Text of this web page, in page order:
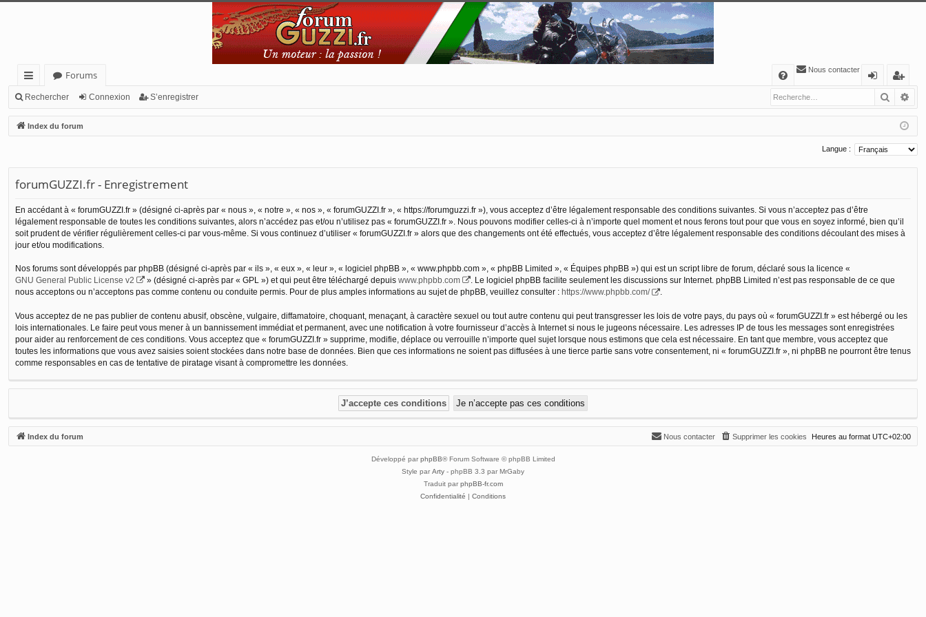
cc
ès
ra
de
Forums
FA
Q
Nous contacter
n
ne
’e
nr
eg
Rechercher Connexion S’enregistrer
Index du forum
Langue :
forumGUZZI.fr - Enregistrement
En accédant à « forumGUZZI.fr » (désigné ci-après par « nous », « notre », « nos », « forumGUZZI.fr », « https://forumguzzi.fr »), vous acceptez d’être légalement responsable des conditions suivantes. Si vous n’acceptez pas d’être
légalement responsable de toutes les conditions suivantes, alors n’accédez pas et/ou n’utilisez pas « forumGUZZI.fr ». Nous pouvons modifier celles-ci à n’importe quel moment et nous ferons tout pour que vous en soyez informé, bien qu’il
soit prudent de vérifier régulièrement celles-ci par vous-même. Si vous continuez d’utiliser « forumGUZZI.fr » alors que des changements ont été effectués, vous acceptez d’être légalement responsable des conditions découlant des mises à
jour et/ou modifications.
Nos forums sont développés par phpBB (désigné ci-après par « ils », « eux », « leur », « logiciel phpBB », « www.phpbb.com », « phpBB Limited », « Équipes phpBB ») qui est un script libre de forum, déclaré sous la licence «
GNU General Public License v2
» (désigné ci-après par « GPL ») et qui peut être téléchargé depuis www.phpbb.com
. Le logiciel phpBB facilite seulement les discussions sur Internet. phpBB Limited n’est pas responsable de ce que
nous acceptons ou n’acceptons pas comme contenu ou conduite permis. Pour de plus amples informations au sujet de phpBB, veuillez consulter : https://www.phpbb.com/ .
Vous acceptez de ne pas publier de contenu abusif, obscène, vulgaire, diffamatoire, choquant, menaçant, à caractère sexuel ou tout autre contenu qui peut transgresser les lois de votre pays, du pays où « forumGUZZI.fr » est hébergé ou les
lois internationales. Le faire peut vous mener à un bannissement immédiat et permanent, avec une notification à votre fournisseur d’accès à Internet si nous le jugeons nécessaire. Les adresses IP de tous les messages sont enregistrées
pour aider au renforcement de ces conditions. Vous acceptez que « forumGUZZI.fr » supprime, modifie, déplace ou verrouille n’importe quel sujet lorsque nous estimons que cela est nécessaire. En tant que membre, vous acceptez que
toutes les informations que vous avez saisies soient stockées dans notre base de données. Bien que ces informations ne soient pas diffusées à une tierce partie sans votre consentement, ni « forumGUZZI.fr », ni phpBB ne pourront être tenus
comme responsables en cas de tentative de piratage visant à compromettre les données.
Index du forum Heures au format UTC+02:00
Supprimer les cookies
Nous contacter
Développé par phpBB® Forum Software © phpBB Limited
Style par Arty - phpBB 3.3 par MrGaby
Traduit par phpBB-fr.com
Confidentialité | Conditions